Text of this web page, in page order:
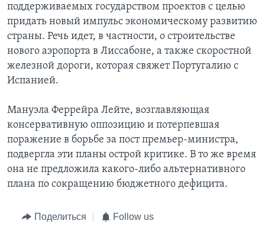
поддерживаемых государством проектов с целью
придать новый импульс экономическому развитию
страны. Речь идет, в частности, о строительстве
нового аэропорта в Лиссабоне, а также скоростной
железной дороги, которая свяжет Португалию с
Испанией.
Мануэла Феррейра Лейте, возглавляющая
консервативную оппозицию и потерпевшая
поражение в борьбе за пост премьер-министра,
подвергла эти планы острой критике. В то же время
она не предложила какого-либо альтернативного
плана по сокращению бюджетного дефицита.
Поделиться Follow us